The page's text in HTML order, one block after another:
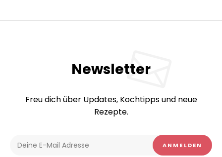
Newsletter
Freu dich über Updates, Kochtipps und neue
Rezepte.